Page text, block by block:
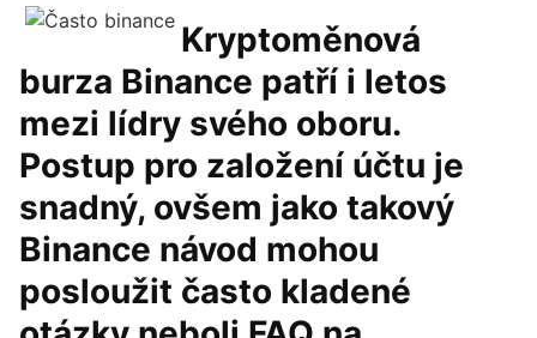
Kryptoměnová
burza Binance patří i letos
mezi lídry svého oboru.
Postup pro založení účtu je
snadný, ovšem jako takový
Binance návod mohou
posloužit často kladené